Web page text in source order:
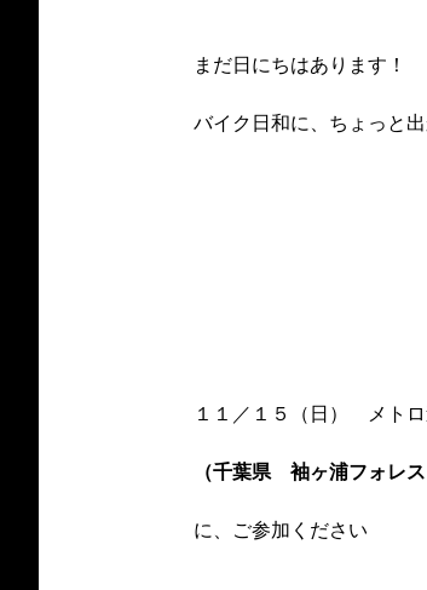
まだ日にちはあります！
バイク日和に、ちょっと
１１／１５（日） メトロ
（千葉県 袖ヶ浦フォレス
に、ご参加ください